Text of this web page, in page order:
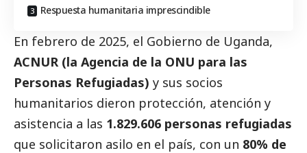
Respuesta humanitaria imprescindible
En febrero de 2025, el Gobierno de Uganda,
ACNUR (la Agencia de la ONU para las
Personas Refugiadas) y sus socios
humanitarios dieron protección, atención y
asistencia a las 1.829.606 personas refugiadas
que solicitaron asilo en el país, con un 80% de